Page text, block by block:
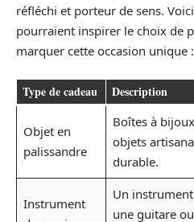
réfléchi et porteur de sens.
pourraient inspirer le choix de
marquer cette occasion unique :
Type de cadeau Description
Objet en
palissandre
Boîtes à
objets
durable.
Instrument
Un
une guitare